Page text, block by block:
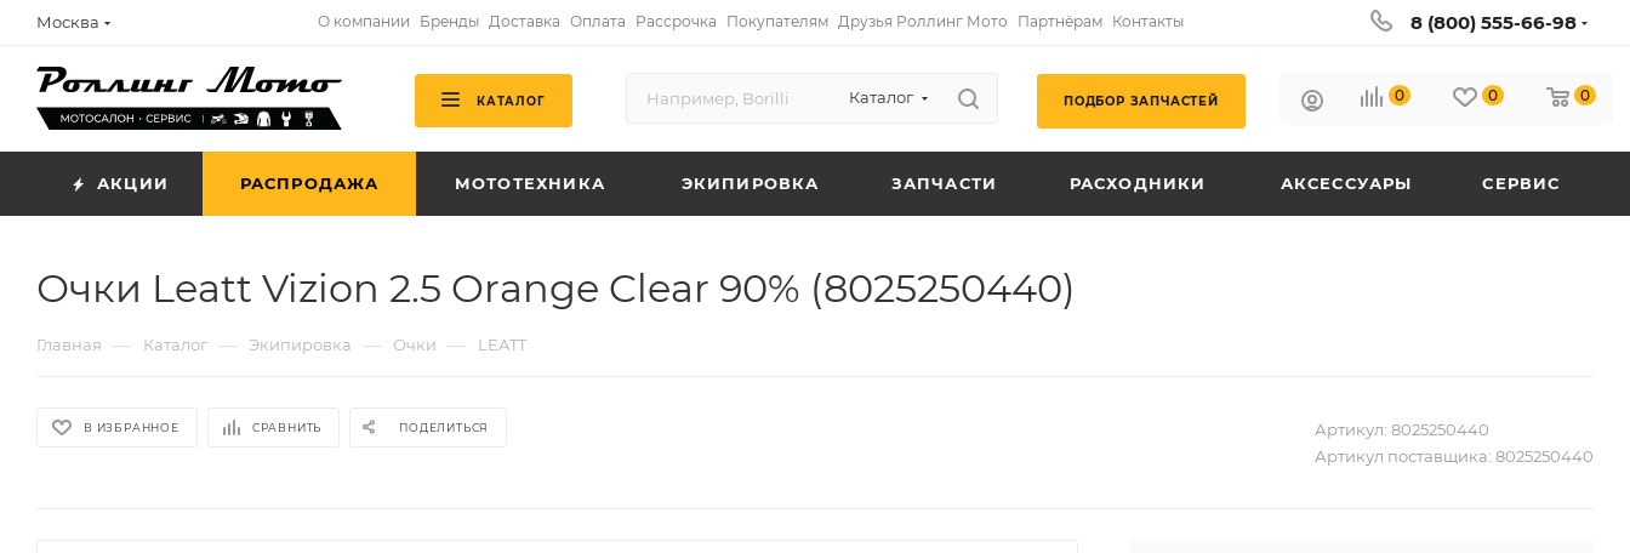
Москва О компании Бренды Доставка Оплата Рассрочка Покупателям Друзья Роллинг Мото Партнёрам Контакты 8 (800) 555-66-98
КАТАЛОГ Каталог ПОДБОР ЗАПЧАСТЕЙ 0 0 0
АКЦИИ РАСПРОДАЖА МОТОТЕХНИКА ЭКИПИРОВКА ЗАПЧАСТИ РАСХОДНИКИ АКСЕССУАРЫ СЕРВИС
Очки Leatt Vizion 2.5 Orange Clear 90% (8025250440)
Главная — Каталог — Экипировка — Очки — LEATT
В ИЗБРАННОЕ СРАВНИТЬ ПОДЕЛИТЬСЯ Артикул: 8025250440
Артикул поставщика: 8025250440